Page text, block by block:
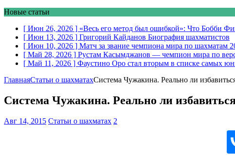
Новые статьи
[ Июн 26, 2026 ] «Весь его метод был ошибкой»: Что Бобби
[ Июн 13, 2026 ] Григорий Кайданов Биография шахматистов
[ Июн 10, 2026 ] Матч за звание чемпиона мира по шахматам
[ Май 28, 2026 ] Рустам Касымджанов — чемпион мира по
[ Май 11, 2026 ] Фаустино Оро стал вторым в списке самых
ГлавнаяСтатьи о шахматахСистема Чужакина. Реально ли
Система Чужакина. Реально ли
Авг 14, 2015 Статьи о шахматах 2